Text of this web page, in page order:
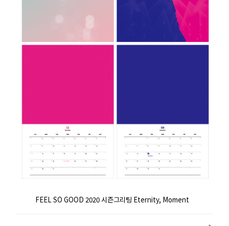
FEEL SO GOOD 2020 시즌그리팅 Eternity, Moment